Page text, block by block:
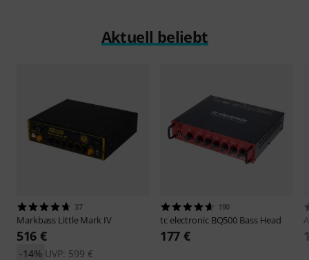
Aktuell beliebt
37
Markbass Little Mark IV
516 €
UVP: 599 €
-14%
190
tc electronic BQ500 Bass Head
177 €